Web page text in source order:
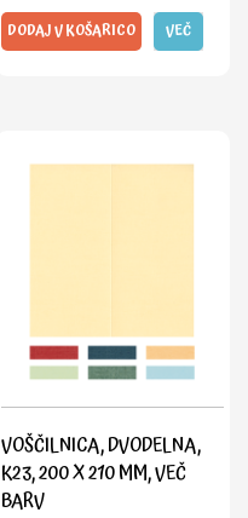
DODAJ V KOŠARICO VEČ
VOŠČILNICA, DVODELNA,
K23, 200 X 210 MM, VEČ
BARV